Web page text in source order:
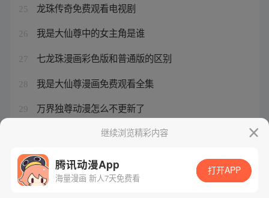
25 龙珠传奇免费观看电视剧
26 我是大仙尊中的女主角是谁
27 七龙珠漫画彩色版和普通版的区别
28 我是大仙尊漫画免费观看全集
29 万界独尊动漫怎么不更新了
海贼王116话漫画继续浏览精彩内容
腾讯动漫App
海量漫画 新人7天免费看
打开APP